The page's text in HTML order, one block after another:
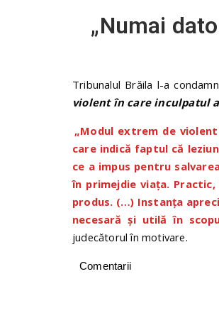
„Numai
Tribunalul Brăila l-a
violent în care inculpatul
„Modul extrem de
care indică faptul că
ce a impus pentru
în primejdie viaţa.
produs. (…) Instanța
necesară și utilă în
judecătorul în motivare.
Comentarii